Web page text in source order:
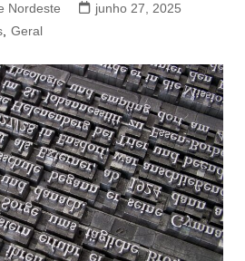
Nordeste
junho 27, 2025
, Geral